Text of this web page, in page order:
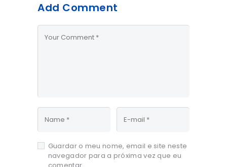
Add Comment
Guardar o meu nome, email e site neste
navegador para a próxima vez que eu